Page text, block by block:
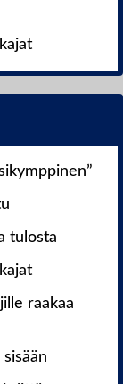
tulosta
raakaa